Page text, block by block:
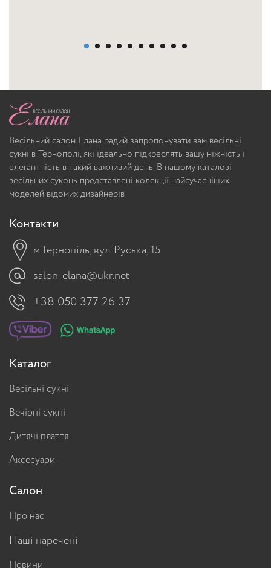
Весільний салон Елана радий запропонувати вам весільні
сукні в Тернополі, які ідеально підкреслять вашу ніжність і
елегантність в такий важливий день. В нашому каталозі
весільних суконь представлені колекції найсучасніших
моделей відомих дизайнерів
Контакти
м.Тернопіль, вул. Руська, 15
salon-elana@ukr.net
+38 050 377 26 37
Каталог
Весільні сукні
Вечірні сукні
Дитячі плаття
Аксесуари
Салон
Про нас
Наші наречені
Новини